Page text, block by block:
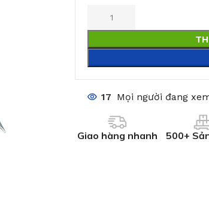
17 Mọi người đang
Giao hàng nhanh 500+